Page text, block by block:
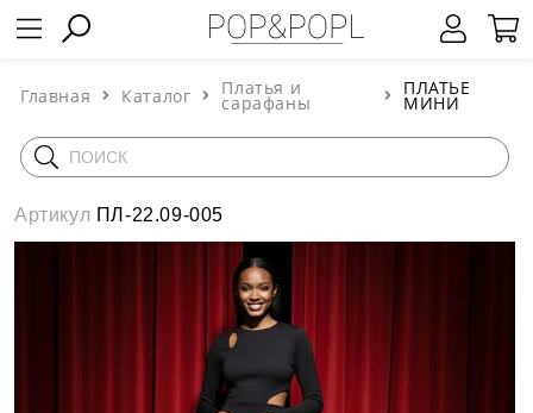
Главная Каталог Платья и
сарафаны
ПЛАТЬЕ
МИНИ
Артикул ПЛ-22.09-005